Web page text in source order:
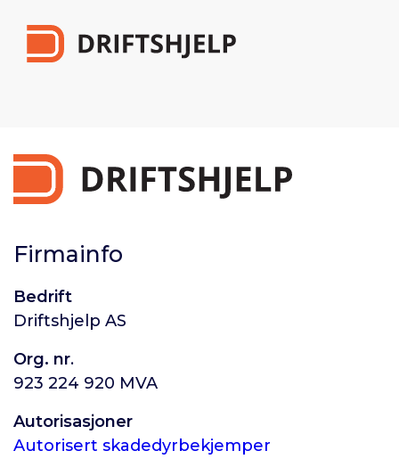
Firmainfo
Bedrift
Driftshjelp AS
Org. nr.
923 224 920 MVA
Autorisasjoner
Autorisert skadedyrbekjemper